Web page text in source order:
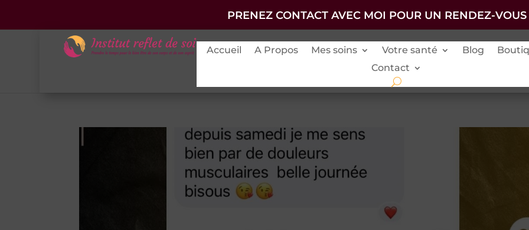
PRENEZ CONTACT AVEC MOI POUR UN RENDEZ-
Accueil A Propos Mes soins Votre santé Blog
Contact